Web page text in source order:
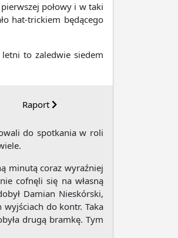
połowy i w taki
hat-trickiem będącego
to zaledwie siedem
Raport
do spotkania w roli
minutą coraz wyraźniej
cofnęli się na własną
Damian Nieskórski,
do kontr. Taka
drugą bramkę. Tym